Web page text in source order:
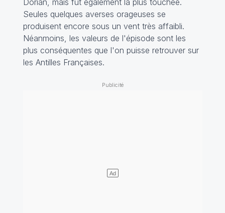
Seules quelques averses orageuses se
produisent encore sous un vent très affaibli.
Néanmoins, les valeurs de l'épisode sont les
plus conséquentes que l'on puisse retrouver sur
les Antilles Françaises.